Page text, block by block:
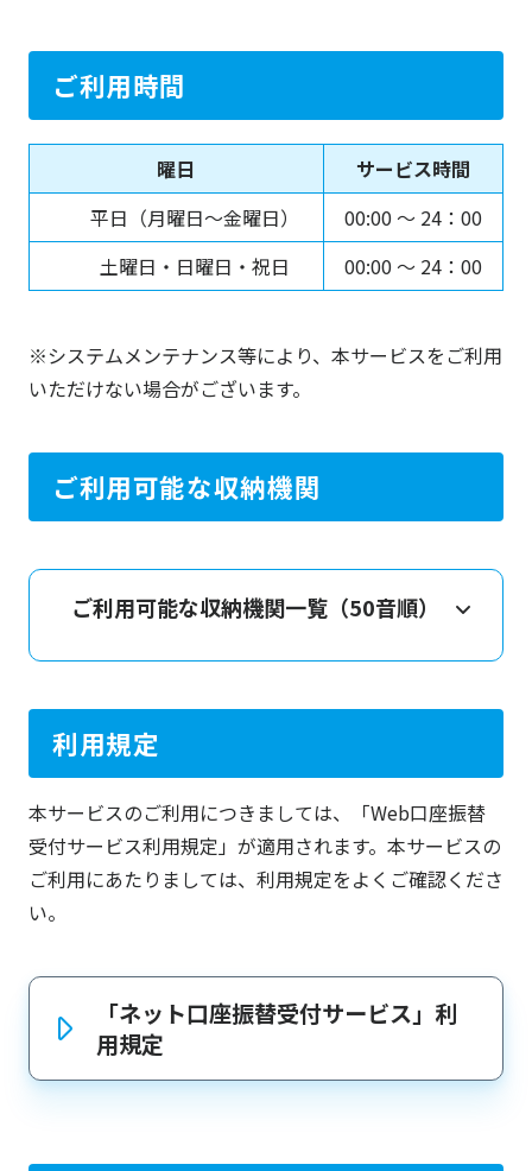
ご利用時間
曜日
サービス時間
平日（月曜日～金曜日）
00:00 ～ 24：00
土曜日・日曜日・祝日
00:00 ～ 24：00
※システムメンテナンス等により、本サービスをご利用
いただけない場合がございます。
ご利用可能な収納機関
ご利用可能な収納機関一覧（50音順）
利用規定
本サービスのご利用につきましては、「Web口座振替
受付サービス利用規定」が適用されます。本サービスの
ご利用にあたりましては、利用規定をよくご確認くださ
い。
「ネット口座振替受付サービス」利
用規定